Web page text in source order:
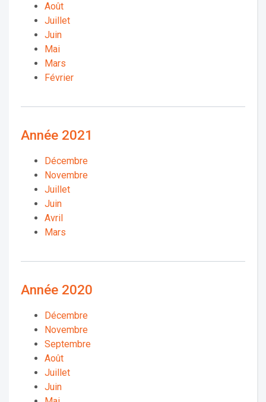
Août
Juillet
Juin
Mai
Mars
Février
Année 2021
Décembre
Novembre
Juillet
Juin
Avril
Mars
Année 2020
Décembre
Novembre
Septembre
Août
Juillet
Juin